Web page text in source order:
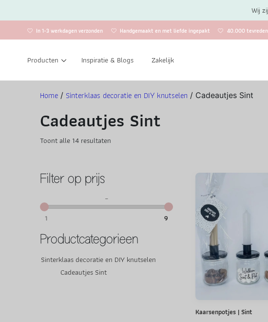
In 1-3 werkdagen verzonden Handgemaakt en met liefde ingepakt 40.000
Producten Inspiratie & Blogs Zakelijk
Home / Sinterklaas decoratie en DIY knutselen / Cadeautjes Sint
Cadeautjes Sint
Toont alle 14 resultaten
Filter op prijs
–
1
9
Productcategorieën
Sinterklaas decoratie en DIY knutselen
Cadeautjes Sint
Kaarsenpotjes | Sint
Wij